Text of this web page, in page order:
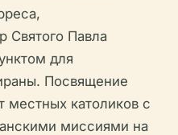
Святого Павла
для
Посвящение
местных католиков с
миссиями на